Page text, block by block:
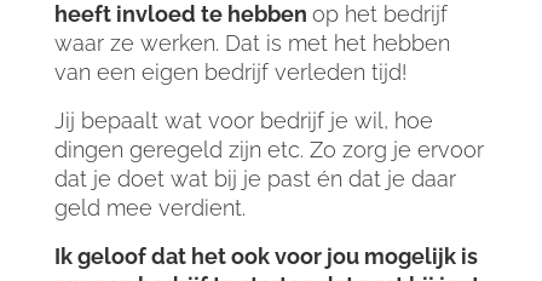
heeft invloed te hebben op het bedrijf
waar ze werken. Dat is met het hebben
van een eigen bedrijf verleden tijd!
Jij bepaalt wat voor bedrijf je wil, hoe
dingen geregeld zijn etc. Zo zorg je ervoor
dat je doet wat bij je past én dat je daar
geld mee verdient.
Ik geloof dat het ook voor jou mogelijk is